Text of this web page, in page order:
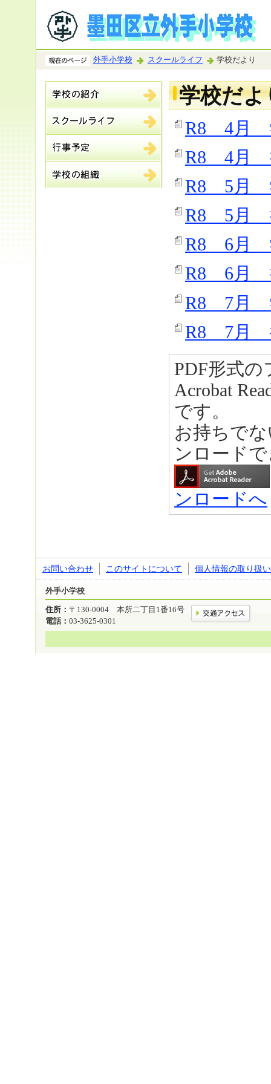
外手小学校 スクールライフ 学校だより
学校だよ
R8 4月
R8 4月
R8 5月
R8 5月
R8 6月
R8 6月
R8 7月
R8 7月
PDF形式の
Acrobat
です。
お持ちで
ンロード
ンロードへ
お問い合わせ このサイトについて 個人情報の取り扱い
外手小学校
住所： 〒130-0004 本所二丁目1番16号
電話： 03-3625-0301